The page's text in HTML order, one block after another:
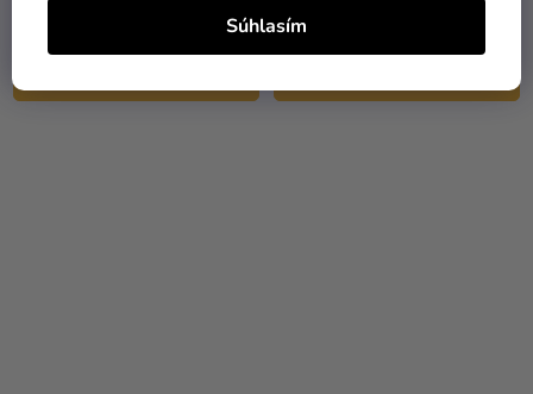
Súhlasím22,99 €